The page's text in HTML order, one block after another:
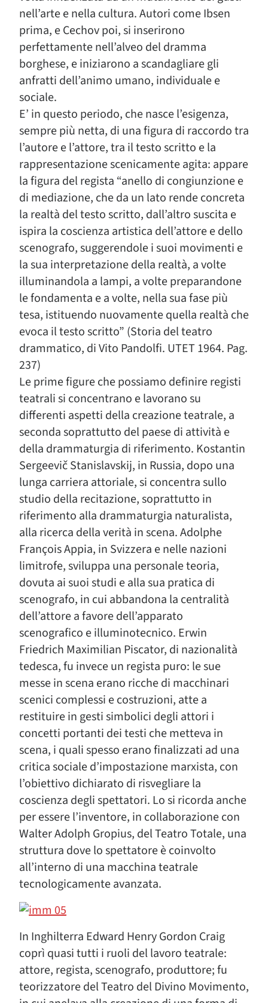
nell’arte e nella cultura. Autori come Ibsen
prima, e Cechov poi, si inserirono
perfettamente nell’alveo del dramma
borghese, e iniziarono a scandagliare gli
anfratti dell’animo umano, individuale e
sociale.
E’ in questo periodo, che nasce l’esigenza,
sempre più netta, di una figura di raccordo tra
l’autore e l’attore, tra il testo scritto e la
rappresentazione scenicamente agita: appare
la figura del regista “anello di congiunzione e
di mediazione, che da un lato rende concreta
la realtà del testo scritto, dall’altro suscita e
ispira la coscienza artistica dell’attore e dello
scenografo, suggerendole i suoi movimenti e
la sua interpretazione della realtà, a volte
illuminandola a lampi, a volte preparandone
le fondamenta e a volte, nella sua fase più
tesa, istituendo nuovamente quella realtà che
evoca il testo scritto” (Storia del teatro
drammatico, di Vito Pandolfi. UTET 1964. Pag.
237)
Le prime figure che possiamo definire registi
teatrali si concentrano e lavorano su
differenti aspetti della creazione teatrale, a
seconda soprattutto del paese di attività e
della drammaturgia di riferimento. Kostantin
Sergeevič Stanislavskij, in Russia, dopo una
lunga carriera attoriale, si concentra sullo
studio della recitazione, soprattutto in
riferimento alla drammaturgia naturalista,
alla ricerca della verità in scena. Adolphe
François Appia, in Svizzera e nelle nazioni
limitrofe, sviluppa una personale teoria,
dovuta ai suoi studi e alla sua pratica di
scenografo, in cui abbandona la centralità
dell’attore a favore dell’apparato
scenografico e illuminotecnico. Erwin
Friedrich Maximilian Piscator, di nazionalità
tedesca, fu invece un regista puro: le sue
messe in scena erano ricche di macchinari
scenici complessi e costruzioni, atte a
restituire in gesti simbolici degli attori i
concetti portanti dei testi che metteva in
scena, i quali spesso erano finalizzati ad una
critica sociale d’impostazione marxista, con
l’obiettivo dichiarato di risvegliare la
coscienza degli spettatori. Lo si ricorda anche
per essere l’inventore, in collaborazione con
Walter Adolph Gropius, del Teatro Totale, una
struttura dove lo spettatore è coinvolto
all’interno di una macchina teatrale
tecnologicamente avanzata.
In Inghilterra Edward Henry Gordon Craig
coprì quasi tutti i ruoli del lavoro teatrale:
attore, regista, scenografo, produttore; fu
teorizzatore del Teatro del Divino Movimento,